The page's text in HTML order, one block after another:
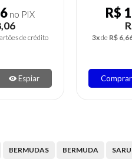
no PIX
de crédito
Espiar
R$
3xde R$
Comprar
BERMUDAS BERMUDA